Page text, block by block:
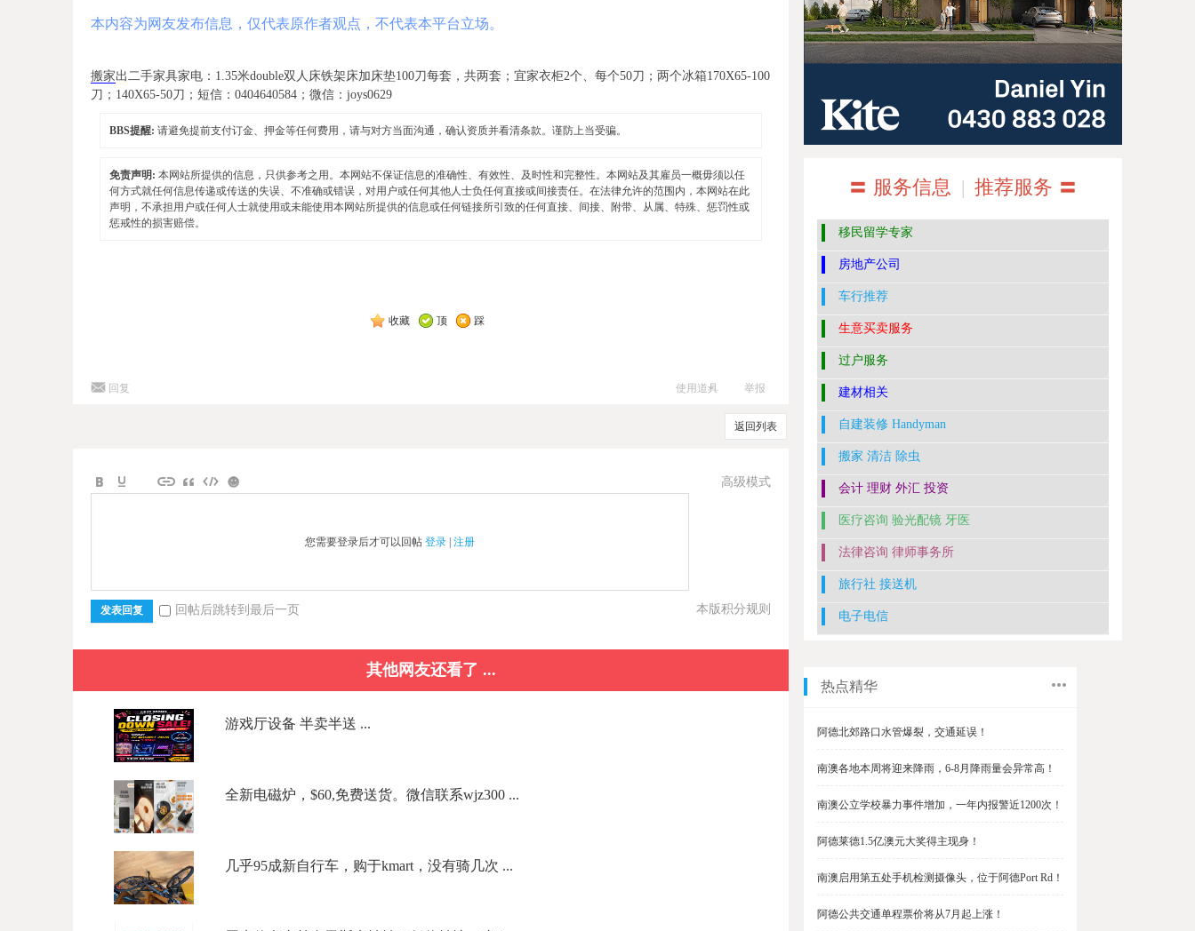
本内容为网友发布信息，仅代表原作者观点，不代表本平台立场。
搬家出二手家具家电：1.35米double双人床铁架床加床垫100刀每套，共两套；宜家衣柜2个、每个50刀；两个冰箱170X65-100
刀；140X65-50刀；短信：0404640584；微信：joys0629
BBS提醒: 请避免提前支付订金、押金等任何费用，请与对方当面沟通，确认资质并看清条款。谨防上当受骗。
免责声明: 本网站所提供的信息，只供参考之用。本网站不保证信息的准确性、有效性、及时性和完整性。本网站及其雇员一概毋须以任
何方式就任何信息传递或传送的失误、不准确或错误，对用户或任何其他人士负任何直接或间接责任。在法律允许的范围内，本网站在此
声明，不承担用户或任何人士就使用或未能使用本网站所提供的信息或任何链接所引致的任何直接、间接、附带、从属、特殊、惩罚性或
惩戒性的损害赔偿。
收藏 顶 踩
回复 使用道具 举报
返回列表
高级模式
您需要登录后才可以回帖 登录 | 注册
本版积分规则
发表回复 回帖后跳转到最后一页
其他网友还看了 ...
游戏厅设备 半卖半送 ...
全新电磁炉，$60,免费送货。微信联系wjz300 ...
几乎95成新自行车，购于kmart，没有骑几次 ...
〓 服务信息 | 推荐服务 〓
移民留学专家
房地产公司
车行推荐
生意买卖服务
过户服务
建材相关
自建装修 Handyman
搬家 清洁 除虫
会计 理财 外汇 投资
医疗咨询 验光配镜 牙医
法律咨询 律师事务所
旅行社 接送机
电子电信
热点精华
阿德北郊路口水管爆裂，交通延误！
南澳各地本周将迎来降雨，6-8月降雨量会异常高！
南澳公立学校暴力事件增加，一年内报警近1200次！
阿德莱德1.5亿澳元大奖得主现身！
南澳启用第五处手机检测摄像头，位于阿德Port Rd！
阿德公共交通单程票价将从7月起上涨！